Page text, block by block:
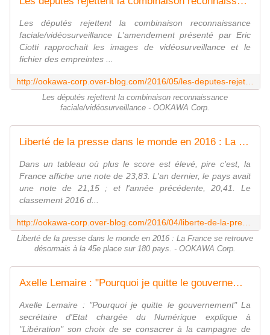
Les députés rejettent la combinaison reconnaissance
faciale/vidéosurveillance L'amendement présenté par Eric
Ciotti rapprochait les images de vidéosurveillance et le
fichier des empreintes ...
Les députés rejettent la combinaison reconnaissance
faciale/vidéosurveillance - OOKAWA Corp.
Liberté de la presse dans le monde en 2016 : La France se retrouve désormais à la 45e place sur 180 pays. - OOKAWA Corp.
Dans un tableau où plus le score est élevé, pire c'est, la
France affiche une note de 23,83. L'an dernier, le pays avait
une note de 21,15 ; et l'année précédente, 20,41. Le
classement 2016 d...
Liberté de la presse dans le monde en 2016 : La France se retrouve
désormais à la 45e place sur 180 pays. - OOKAWA Corp.
Axelle Lemaire : "Pourquoi je quitte le gouvernement" : vers la fin du progrès en matière de numérique ? - OOKAWA Corp.
Axelle Lemaire : "Pourquoi je quitte le gouvernement" La
secrétaire d'Etat chargée du Numérique explique à
"Libération" son choix de se consacrer à la campagne de